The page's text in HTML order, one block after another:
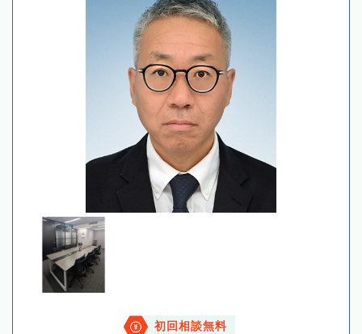
初回相談無料